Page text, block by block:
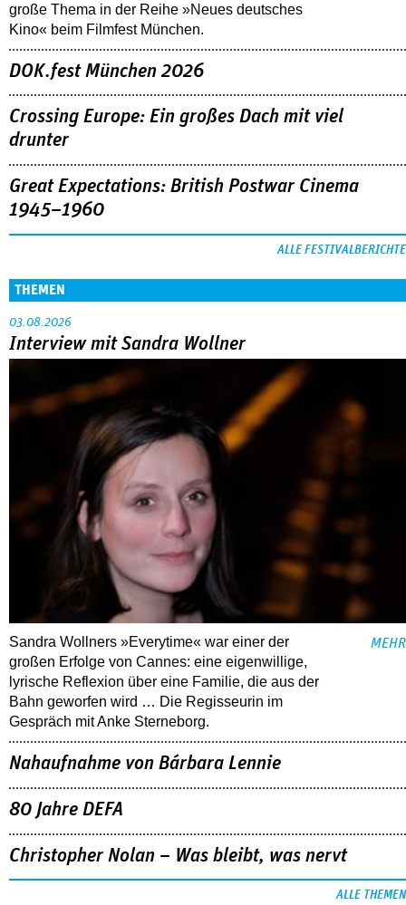
große Thema in der Reihe »Neues deutsches
Kino« beim Filmfest München.
DOK.fest München 2026
Crossing Europe: Ein großes Dach mit viel
drunter
Great Expectations: British Postwar Cinema
1945–1960
ALLE FESTIVALBERICHTE
THEMEN
03.08.2026
Interview mit Sandra Wollner
Sandra Wollners »Everytime« war einer der
großen Erfolge von Cannes: eine eigenwillige,
lyrische Reflexion über eine ­Familie, die aus der
Bahn geworfen wird … Die Regisseurin im
Gespräch mit Anke Sterneborg.
MEHR
Nahaufnahme von Bárbara Lennie
80 Jahre DEFA
Christopher Nolan – Was bleibt, was nervt
ALLE THEMEN